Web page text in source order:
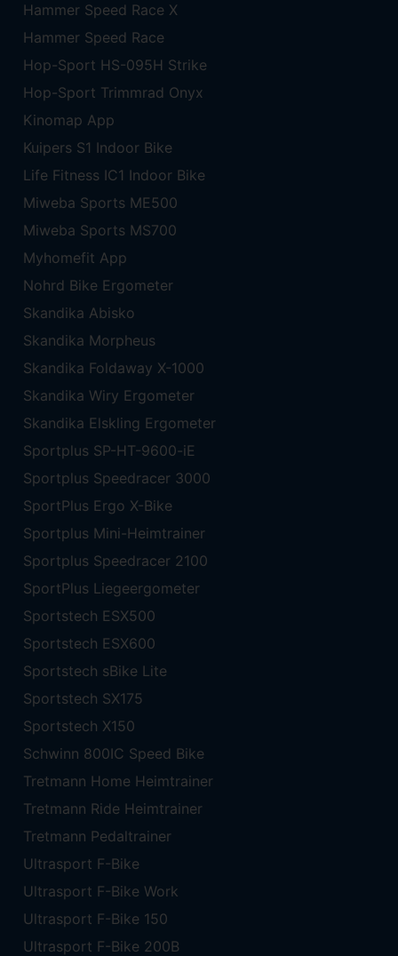
Hammer Speed Race X
Hammer Speed Race
Hop-Sport HS-095H Strike
Hop-Sport Trimmrad Onyx
Kinomap App
Kuipers S1 Indoor Bike
Life Fitness IC1 Indoor Bike
Miweba Sports ME500
Miweba Sports MS700
Myhomefit App
Nohrd Bike Ergometer
Skandika Abisko
Skandika Morpheus
Skandika Foldaway X-1000
Skandika Wiry Ergometer
Skandika Elskling Ergometer
Sportplus SP-HT-9600-iE
Sportplus Speedracer 3000
SportPlus Ergo X-Bike
Sportplus Mini-Heimtrainer
Sportplus Speedracer 2100
SportPlus Liegeergometer
Sportstech ESX500
Sportstech ESX600
Sportstech sBike Lite
Sportstech SX175
Sportstech X150
Schwinn 800IC Speed Bike
Tretmann Home Heimtrainer
Tretmann Ride Heimtrainer
Tretmann Pedaltrainer
Ultrasport F-Bike
Ultrasport F-Bike Work
Ultrasport F-Bike 150
Ultrasport F-Bike 200B